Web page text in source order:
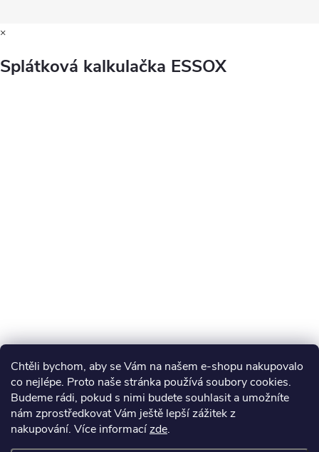
Chtěli bychom, aby se Vám na našem e-shopu nakupovalo
co nejlépe. Proto naše stránka používá soubory cookies.
Budeme rádi, pokud s nimi budete souhlasit a umožníte
nám zprostředkovat Vám ještě lepší zážitek z
nakupování. Více informacízde.
×
Splátková kalkulačka ESSOX